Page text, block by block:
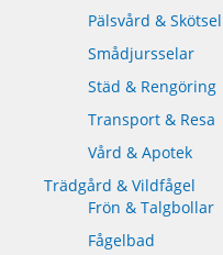
Pälsvård & Skötsel
Smådjursselar
Städ & Rengöring
Transport & Resa
Vård & Apotek
Trädgård & Vildfågel
Frön & Talgbollar
Fågelbad